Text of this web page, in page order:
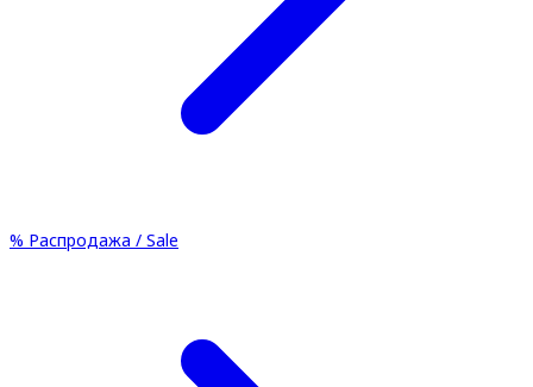
% Распродажа / Sale